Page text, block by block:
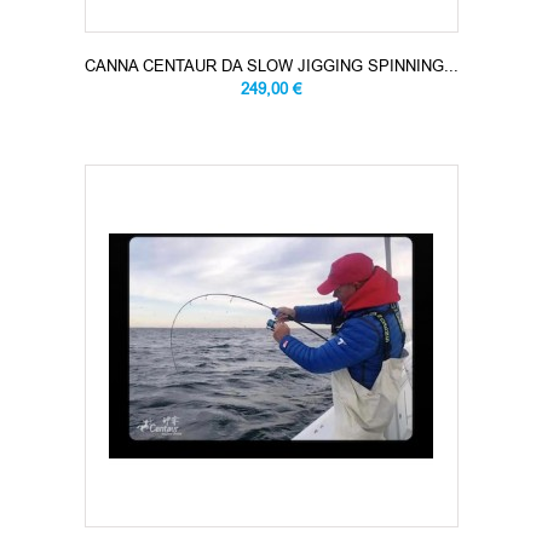
CANNA CENTAUR DA SLOW JIGGING SPINNING...
249,00 €